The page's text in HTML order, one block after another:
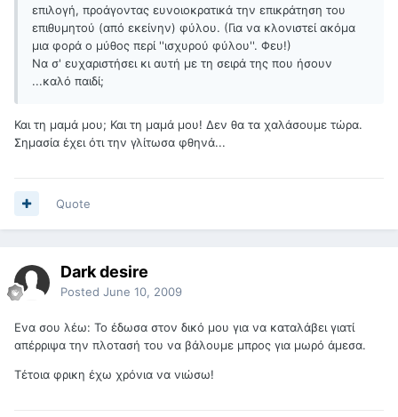
επιλογή, προάγοντας ευνοιοκρατικά την επικράτηση του
επιθυμητού (από εκείνην) φύλου. (Για να κλονιστεί ακόμα
μια φορά ο μύθος περί ''ισχυρού φύλου''. Φευ!)
Να σ' ευχαριστήσει κι αυτή με τη σειρά της που ήσουν
...καλό παιδί;
Και τη μαμά μου; Και τη μαμά μου! Δεν θα τα χαλάσουμε τώρα.
Σημασία έχει ότι την γλίτωσα φθηνά...
Quote
Dark desire
Posted June 10, 2009
Ενα σου λέω: Το έδωσα στον δικό μου για να καταλάβει γιατί
απέρριψα την πλοτασή του να βάλουμε μπρος για μωρό άμεσα.
Τέτοια φρικη έχω χρόνια να νιώσω!